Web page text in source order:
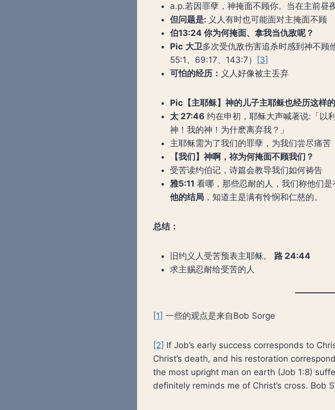
a.p.若因罪孽，神掩面不顾你。当在主前昼
但问题是: 义人有时也可能面对主掩面不顾
伯13:24 你为何掩面、拿我当仇敌呢？
Pic 大卫多次受仇敌伤害追杀时感到神不顾
55:1、69:17、143:7）
[3]
可怕的经历： 义人好像被主丢弃
Pic 【主耶稣】神的儿子主耶稣也经历这样的
太 27:46 约在申初，耶稣大声喊著说:「以
神！我的神！为什麽离弃我？」
主耶稣需为了我们的罪孽，为我们尝尽痛苦
【我们】神啊，祢为何掩面不顾我们？
受苦读约伯记，诗篇会教导我们如何祷告
雅5:11 看哪，那些忍耐的人，我们称他们
他的结局 ，知道主是满有怜悯和仁慈的。
总结：
旧约义人受苦预表主耶稣。 路 24:44
求主赐忍耐给受苦的人
[1] 一些的观点是来自Bob Sorge
[2] If Job’s early success corresponds to
Christ’s death, and his restoration
the most upright man on earth (Job 1:8)
definitely reminds me of Christ’s cross. Bob